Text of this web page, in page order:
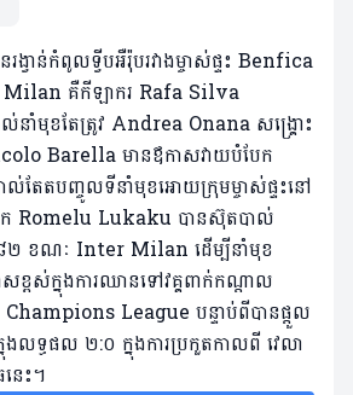
ង្វាន់កំពូលទ្វីបអឺរ៉ុបរវាងម្ចាស់ផ្ទះ Benfica
Milan គឺកីឡាករ Rafa Silva
នាំមុខតែត្រូវ Andrea Onana សង្គ្រោះ
Barella មានឪកាស​វាយ​បំបែក​
ល់តែត​បញ្ចូលទីនាំមុខអោយក្រុមម្ចាស់ផ្ទះនៅ
Romelu Lukaku បានស៊ុត​បាល់​
ខណៈ Inter Milan ដើម្បីនាំមុខ
ពស់​ក្នុងការឈានទៅវគ្គ​ពាក់កណ្តាល​
Champions League បន្ទាប់ពីបានផ្តួល
ងលទ្ធផល ២:០ ក្នុងការប្រកួតកាលពី វេលា
េះ។